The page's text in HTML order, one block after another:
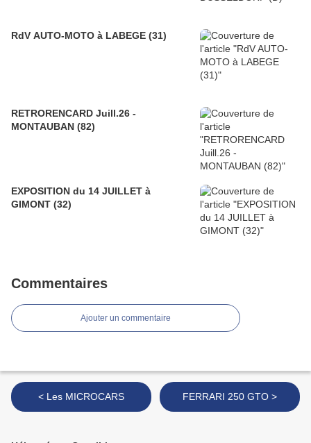
RdV AUTO-MOTO à LABEGE (31)
RETRORENCARD Juill.26 -
MONTAUBAN (82)
EXPOSITION du 14 JUILLET à
GIMONT (32)
Commentaires
Ajouter un commentaire
< Les MICROCARS FERRARI 250 GTO >